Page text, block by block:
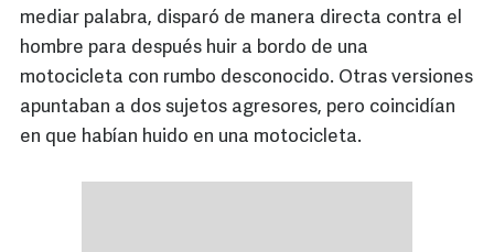
mediar palabra, disparó de manera directa contra el
hombre para después huir a bordo de una
motocicleta con rumbo desconocido. Otras versiones
apuntaban a dos sujetos agresores, pero coincidían
en que habían huido en una motocicleta.